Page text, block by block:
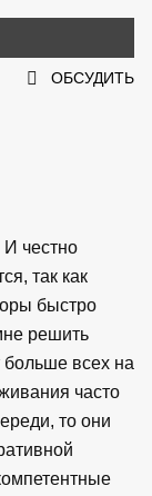
ОБСУДИТЬ
честно
так как
быстро
решить
больше всех на
часто
то они